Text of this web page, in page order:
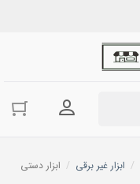
ورود به
/ ابزار غیر برقی / ابزار دستی